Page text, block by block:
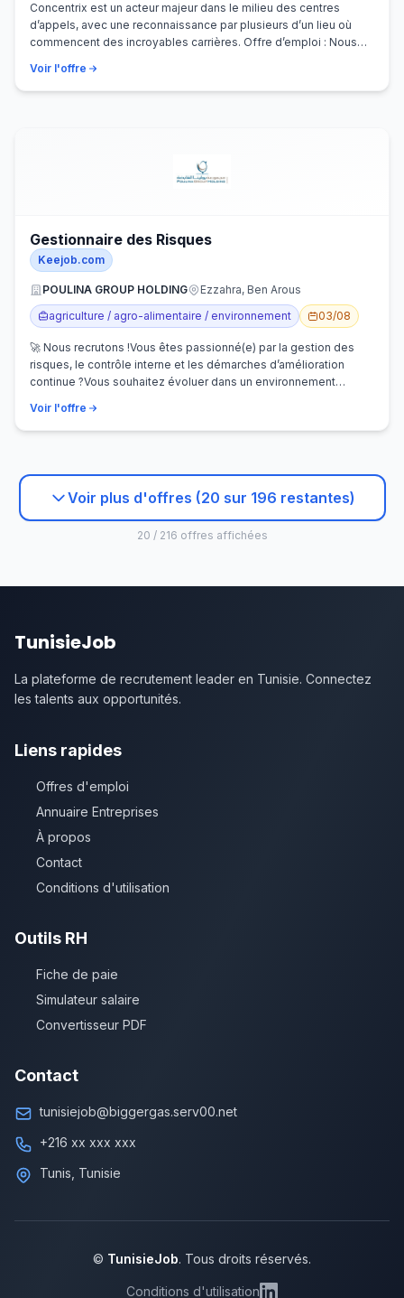
Concentrix est un acteur majeur dans le milieu des centres
d’appels, avec une reconnaissance par plusieurs d’un lieu où
commencent des incroyables carrières. Offre d’emploi : Nous
Voir l'offre
Gestionnaire des Risques
Keejob.com
POULINA GROUP HOLDING
Ezzahra, Ben Arous
agriculture / agro-alimentaire / environnement
03/08
🚀 Nous recrutons !Vous êtes passionné(e) par la gestion des
risques, le contrôle interne et les démarches d’amélioration
continue ?Vous souhaitez évoluer dans un environnement
Voir l'offre
Voir plus d'offres (20 sur 196 restantes)
20 / 216 offres affichées
TunisieJob
La plateforme de recrutement leader en Tunisie. Connectez
les talents aux opportunités.
Liens rapides
Offres d'emploi
Annuaire Entreprises
À propos
Contact
Conditions d'utilisation
Outils RH
Fiche de paie
Simulateur salaire
Convertisseur PDF
Contact
tunisiejob@biggergas.serv00.net
+216 xx xxx xxx
Tunis, Tunisie
© TunisieJob. Tous droits réservés.
Conditions d'utilisation